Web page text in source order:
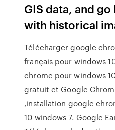
GIS data, and
with historical
Télécharger google
français pour windows
chrome pour windows
gratuit et Google
,installation google
10 windows 7. Google